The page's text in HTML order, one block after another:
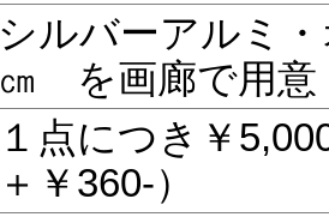
シルバーアルミ
㎝ を画廊で用意
１点につき￥
＋￥360-）